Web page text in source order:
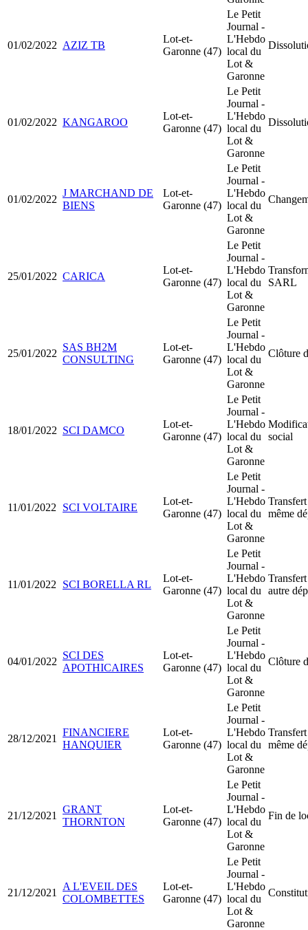
01/02/2022 AZIZ TB
Lot-et-
Garonne (47)
Le Petit
Journal -
L'Hebdo
local du
Lot &
Garonne
01/02/2022 KANGAROO
Lot-et-
Garonne (47)
Le Petit
Journal -
L'Hebdo
local du
Lot &
Garonne
01/02/2022
J MARCHAND DE
BIENS
Lot-et-
Garonne (47)
Le Petit
Journal -
L'Hebdo
local du
Lot &
Garonne
25/01/2022 CARICA
Lot-et-
Garonne (47)
Le Petit
Journal -
L'Hebdo
local du
Lot &
Garonne
SARL
25/01/2022
SAS BH2M
CONSULTING
Lot-et-
Garonne (47)
Le Petit
Journal -
L'Hebdo
local du
Lot &
Garonne
Clôture
18/01/2022 SCI DAMCO
Lot-et-
Garonne (47)
Le Petit
Journal -
L'Hebdo
local du
Lot &
Garonne
social
11/01/2022 SCI VOLTAIRE
Lot-et-
Garonne (47)
Le Petit
Journal -
L'Hebdo
local du
Lot &
Garonne
même
11/01/2022 SCI BORELLA RL
Lot-et-
Garonne (47)
Le Petit
Journal -
L'Hebdo
local du
Lot &
Garonne
autre
04/01/2022
SCI DES
APOTHICAIRES
Lot-et-
Garonne (47)
Le Petit
Journal -
L'Hebdo
local du
Lot &
Garonne
Clôture
28/12/2021
FINANCIERE
HANQUIER
Lot-et-
Garonne (47)
Le Petit
Journal -
L'Hebdo
local du
Lot &
Garonne
même
21/12/2021
GRANT
THORNTON
Lot-et-
Garonne (47)
Le Petit
Journal -
L'Hebdo
local du
Lot &
Garonne
Fin de
21/12/2021
A L'EVEIL DES
COLOMBETTES
Lot-et-
Garonne (47)
Le Petit
Journal -
L'Hebdo
local du
Lot &
Garonne